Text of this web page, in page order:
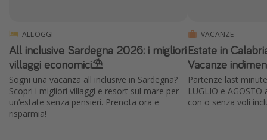
ALLOGGI
All inclusive Sardegna 2026: i migliori
villaggi economici⛱️
Sogni una vacanza all inclusive in Sardegna?
Scopri i migliori villaggi e resort sul mare per
un’estate senza pensieri. Prenota ora e
risparmia!
VACANZE
Estate in
Vacanze
Partenze last
LUGLIO e
con o senza voli